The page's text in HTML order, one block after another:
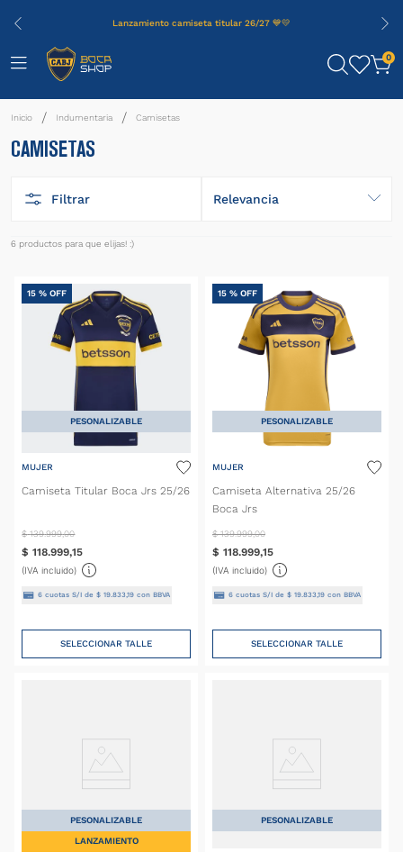
Lanzamiento camiseta titular 26/27 💙💛
0
Indumentaria Camisetas
CAMISETAS
Filtrar Relevancia
6 productos
PESONALIZABLE
15 % OFF
MUJER
Camiseta Titular Boca Jrs 25/26
$ 139.999,00
$ 118.999,15
(IVA incluido)
6 cuotas S/I de$ 19 .833,19 con BBVA
SELECCIONAR TALLE
PESONALIZABLE
15 % OFF
MUJER
Camiseta Alternativa 25/26
Boca Jrs
$ 139.999,00
$ 118.999,15
(IVA incluido)
6cuotas S/I de $ 19. 833,19con BBVA
SELECCIONAR TALLE
LANZAMIENTO
PESONALIZABLE PESONALIZABLE